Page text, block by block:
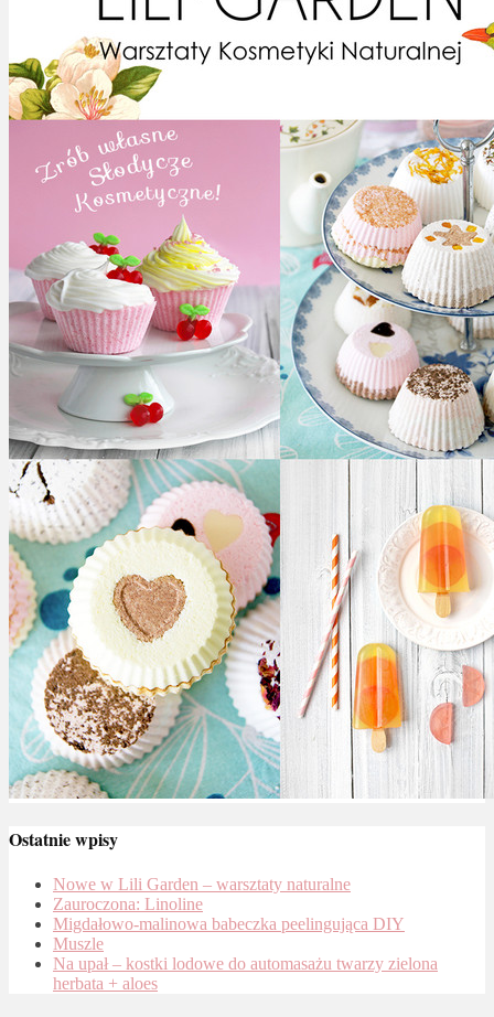
Ostatnie wpisy
Nowe w Lili Garden – warsztaty naturalne
Zauroczona: Linoline
Migdałowo-malinowa babeczka peelingująca DIY
Muszle
Na upał – kostki lodowe do automasażu twarzy zielona
herbata + aloes